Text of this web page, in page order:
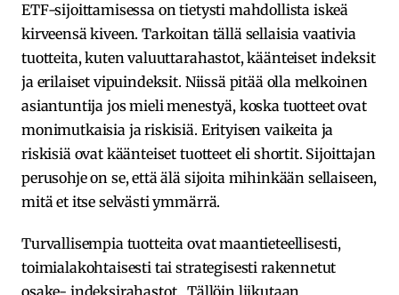
ETF-sijoittamisessa on tietysti mahdollista iskeä
kirveensä kiveen. Tarkoitan tällä sellaisia vaativia
tuotteita, kuten valuuttarahastot, käänteiset indeksit
ja erilaiset vipuindeksit. Niissä pitää olla melkoinen
asiantuntija jos mieli menestyä, koska tuotteet ovat
monimutkaisia ja riskisiä. Erityisen vaikeita ja
riskisiä ovat käänteiset tuotteet eli shortit. Sijoittajan
perusohje on se, että älä sijoita mihinkään sellaiseen,
mitä et itse selvästi ymmärrä.
Turvallisempia tuotteita ovat maantieteellisesti,
toimialakohtaisesti tai strategisesti rakennetut